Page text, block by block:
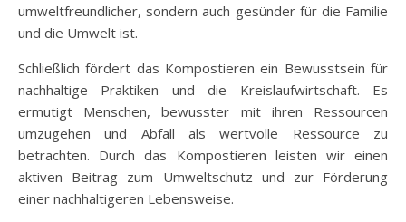
umweltfreundlicher, sondern auch gesünder für die Familie
und die Umwelt ist.
Schließlich fördert das Kompostieren ein Bewusstsein für
nachhaltige Praktiken und die Kreislaufwirtschaft. Es
ermutigt Menschen, bewusster mit ihren Ressourcen
umzugehen und Abfall als wertvolle Ressource zu
betrachten. Durch das Kompostieren leisten wir einen
aktiven Beitrag zum Umweltschutz und zur Förderung
einer nachhaltigeren Lebensweise.